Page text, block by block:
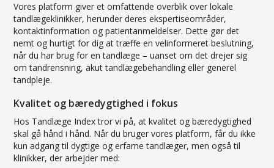
Vores platform giver et omfattende overblik over lokale
tandlægeklinikker, herunder deres ekspertiseområder,
kontaktinformation og patientanmeldelser. Dette gør det
nemt og hurtigt for dig at træffe en velinformeret beslutning,
når du har brug for en tandlæge – uanset om det drejer sig
om tandrensning, akut tandlægebehandling eller generel
tandpleje.
Kvalitet og bæredygtighed i fokus
Hos Tandlæge Index tror vi på, at kvalitet og bæredygtighed
skal gå hånd i hånd. Når du bruger vores platform, får du ikke
kun adgang til dygtige og erfarne tandlæger, men også til
klinikker, der arbejder med: